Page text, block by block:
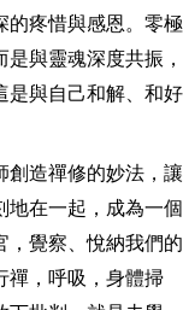
的疼惜與感恩。零極
與靈魂深度共振，
是與自己和解、和好
創造禪修的妙法，讓
地在一起，成為一個
，覺察、悅納我們的
禪，呼吸，身體掃